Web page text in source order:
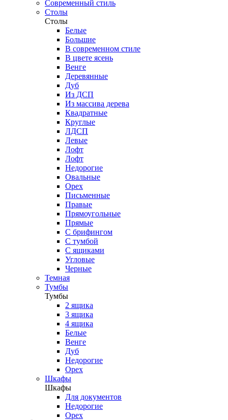
Современный стиль
Столы
Столы
Белые
Большие
В современном стиле
В цвете ясень
Венге
Деревянные
Дуб
Из ДСП
Из массива дерева
Квадратные
Круглые
ЛДСП
Левые
Лофт
Лофт
Недорогие
Овальные
Орех
Письменные
Правые
Прямоугольные
Прямые
С брифингом
С тумбой
С ящиками
Угловые
Черные
Темная
Тумбы
Тумбы
2 ящика
3 ящика
4 ящика
Белые
Венге
Дуб
Недорогие
Орех
Шкафы
Шкафы
Для документов
Недорогие
Орех